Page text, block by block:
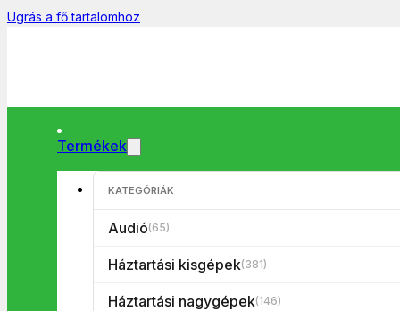
Ugrás a fő tartalomhoz
Termékek
KATEGÓRIÁK
Audió(65)
Háztartási kisgépek(381)
Háztartási nagygépek(146)